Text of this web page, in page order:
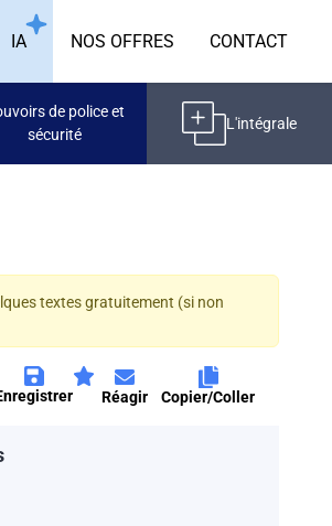
IA NOS OFFRES CONTACT
de police et
sécurité
L'intégrale
textes gratuitement (si non
Réagir Copier/Coller